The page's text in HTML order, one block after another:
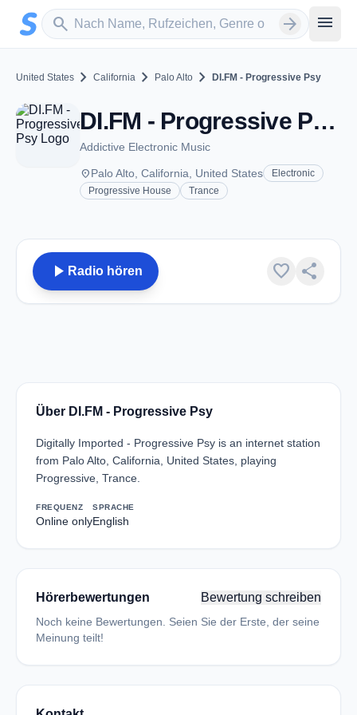
Zum Hauptinhalt springen
search
Sender suchen arrow_forward menu
United States chevron_right California chevron_right Palo Alto chevron_right DI.FM - Progressive Psy
DI.FM - Progressive Psy - Palo Alto, CA
Addictive Electronic Music
placePalo Alto, California, United States
Electronic
Progressive House
Trance
play_arrow Radio hören favorite share
Über DI.FM - Progressive Psy
Digitally Imported - Progressive Psy is an internet station
from Palo Alto, California, United States, playing
Progressive, Trance.
FREQUENZ
Online only
SPRACHE
English
Hörerbewertungen Bewertung schreiben
Noch keine Bewertungen. Seien Sie der Erste, der seine
Meinung teilt!